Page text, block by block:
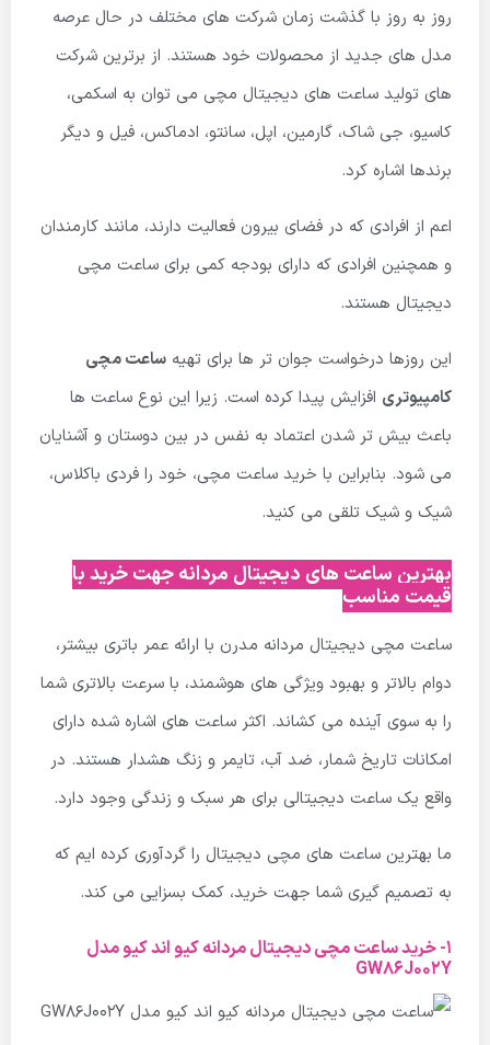
روز به روز با گذشت زمان شرکت های مختلف در حال عرصه
مدل های جدید از محصولات خود هستند. از برترین شرکت
های تولید ساعت های دیجیتال مچی می توان به اسکمی،
کاسیو، جی شاک، گارمین، اپل، سانتو، ادماکس، فیل و دیگر
برندها اشاره کرد.
اعم از افرادی که در فضای بیرون فعالیت دارند، مانند کارمندان
و همچنین افرادی که دارای بودجه کمی برای ساعت مچی
دیجیتال هستند.
این روزها درخواست جوان تر ها برای تهیه ساعت مچی
کامپیوتری افزایش پیدا کرده است. زیرا این نوع ساعت ها
باعث بیش تر شدن اعتماد به نفس در بین دوستان و آشنایان
می شود. بنابراین با خرید ساعت مچی، خود را فردی باکلاس،
شیک و شیک تلقی می کنید.
بهترین ساعت های دیجیتال مردانه جهت خرید با
قیمت مناسب
ساعت مچی دیجیتال مردانه مدرن با ارائه عمر باتری بیشتر،
دوام بالاتر و بهبود ویژگی های هوشمند، با سرعت بالاتری شما
را به سوی آینده می کشاند. اکثر ساعت های اشاره شده دارای
امکانات تاریخ شمار، ضد آب، تایمر و زنگ هشدار هستند. در
واقع یک ساعت دیجیتالی برای هر سبک و زندگی وجود دارد.
ما بهترین ساعت های مچی دیجیتال را گردآوری کرده ایم که
به تصمیم گیری شما جهت خرید، کمک بسزایی می کند.
1- خرید ساعت مچی دیجیتال مردانه کیو اند کیو مدل
GW86J002Y